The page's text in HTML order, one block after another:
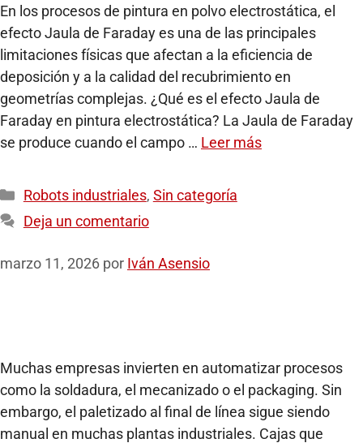
En los procesos de pintura en polvo electrostática, el
efecto Jaula de Faraday es una de las principales
limitaciones físicas que afectan a la eficiencia de
deposición y a la calidad del recubrimiento en
geometrías complejas. ¿Qué es el efecto Jaula de
Faraday en pintura electrostática? La Jaula de Faraday
se produce cuando el campo … Leer más
Robots industriales, Sin categoría
Deja un comentario
marzo 11, 2026 por Iván Asensio
Muchas empresas invierten en automatizar procesos
como la soldadura, el mecanizado o el packaging. Sin
embargo, el paletizado al final de línea sigue siendo
manual en muchas plantas industriales. Cajas que